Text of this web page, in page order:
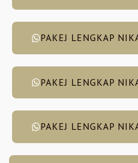
PAKEJ LENGKAP
PAKEJ LENGKAP
PAKEJ LENGKAP